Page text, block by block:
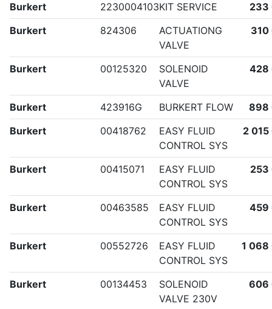
Burkert 2230004103KIT SERVICE
233
Burkert
824306
ACTUATIONG
VALVE
310
Burkert 00125320
SOLENOID
VALVE
428
Burkert 423916G BURKERT FLOW
898
Burkert
00418762
EASY FLUID
CONTROL SYS
2 015
Burkert 00415071
EASY FLUID
CONTROL SYS
253
Burkert 00463585
EASY FLUID
CONTROL SYS
459
Burkert 00552726
EASY FLUID
CONTROL SYS
1 068
Burkert 00134453
SOLENOID
VALVE 230V
606